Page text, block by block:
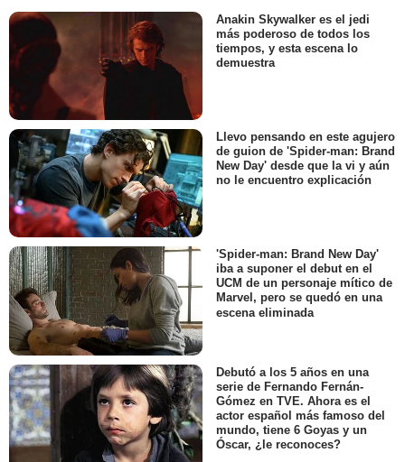
Anakin Skywalker es el jedi
más poderoso de todos los
tiempos, y esta escena lo
demuestra
Llevo pensando en este agujero
de guion de 'Spider-man: Brand
New Day' desde que la vi y aún
no le encuentro explicación
'Spider-man: Brand New Day'
iba a suponer el debut en el
UCM de un personaje mítico de
Marvel, pero se quedó en una
escena eliminada
Debutó a los 5 años en una
serie de Fernando Fernán-
Gómez en TVE. Ahora es el
actor español más famoso del
mundo, tiene 6 Goyas y un
Óscar, ¿le reconoces?